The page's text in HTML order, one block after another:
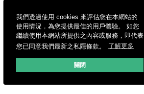
我們透過使用 cookies 來評估您在本網站的
使用情況，為您提供最佳的用戶體驗。 如您
繼續使用本網站所提供之內容或服務，即代表
您已同意我們最新之私隱條款。
了解更多
關閉